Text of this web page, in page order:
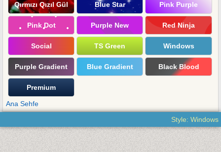
Qırmızı Qızıl Gül Blue Star Pink Purple
Pink Dot Purple New Red Ninja
Social TS Green Windows
Purple Gradient Blue Gradient Black Blood
Premium
Ana Sehfe
Style: Windows